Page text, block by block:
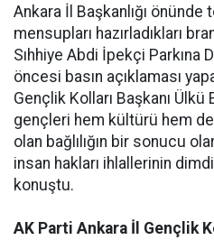
Ankara İl Başkanlığı
mensupları hazırladıkları
Sıhhiye Abdi İpekçi Parkına
öncesi basın açıklaması
Gençlik Kolları Başkanı Ülkü
gençleri hem kültürü hem
olan bağlılığın bir sonucu
insan hakları ihlallerinin
konuştu.
AK Parti Ankara İl Gençlik